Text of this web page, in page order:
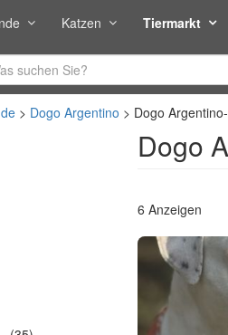
Katzen Tiermarkt
Dogo Argentino Dogo
Dogo
6 Anzeigen